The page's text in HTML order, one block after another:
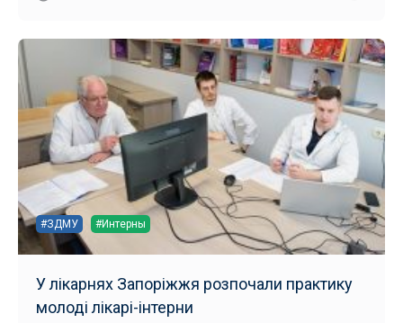
#ЗДМУ #Интерны
У лікарнях Запоріжжя розпочали практику
молоді лікарі-інтерни